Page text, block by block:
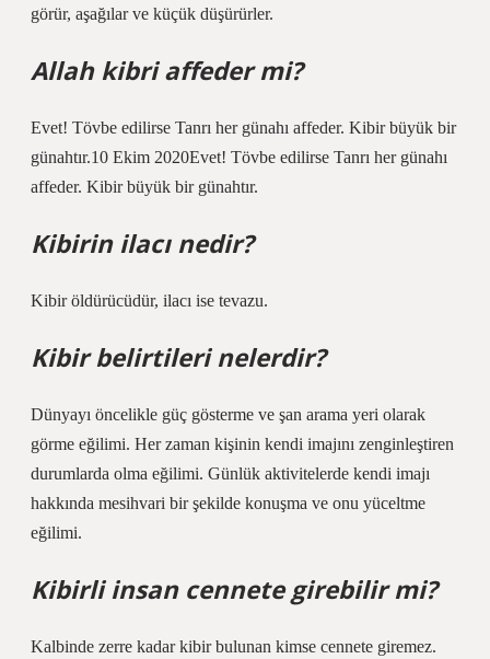
görür, aşağılar ve küçük düşürürler.
Allah kibri affeder mi?
Evet! Tövbe edilirse Tanrı her günahı affeder. Kibir büyük bir
günahtır.10 Ekim 2020Evet! Tövbe edilirse Tanrı her günahı
affeder. Kibir büyük bir günahtır.
Kibirin ilacı nedir?
Kibir öldürücüdür, ilacı ise tevazu.
Kibir belirtileri nelerdir?
Dünyayı öncelikle güç gösterme ve şan arama yeri olarak
görme eğilimi. Her zaman kişinin kendi imajını zenginleştiren
durumlarda olma eğilimi. Günlük aktivitelerde kendi imajı
hakkında mesihvari bir şekilde konuşma ve onu yüceltme
eğilimi.
Kibirli insan cennete girebilir mi?
Kalbinde zerre kadar kibir bulunan kimse cennete giremez.